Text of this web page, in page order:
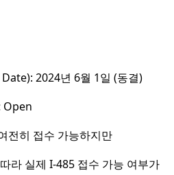
2024년 6월 1일 (동결)
Open
전히 접수 가능하지만
라 실제 I-485 접수 가능 여부가